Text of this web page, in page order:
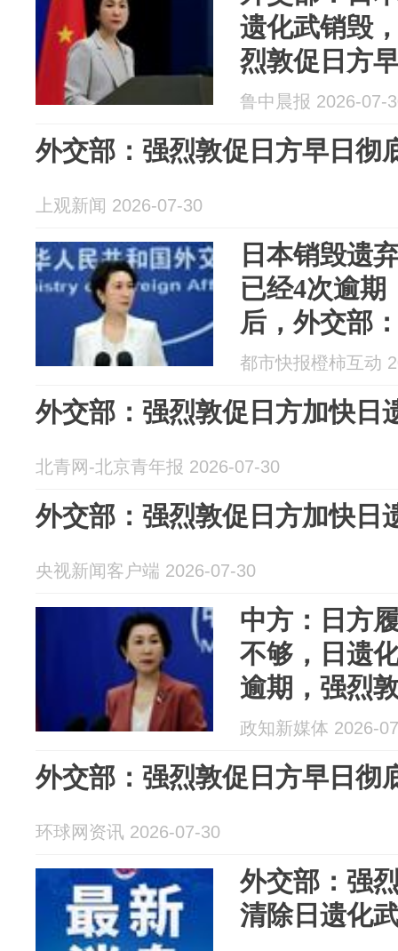
遗化武销毁
烈敦促日方
武毒害，还
鲁中晨报 2026-07-
外交部：强烈敦促日方早日彻
上观新闻 2026-07-30
日本销毁遗
已经4次逾期
后，外交部
彻底清除日
人民以净土
都市快报橙柿互动
外交部：强烈敦促日方加快日
北青网-北京青年报 2026-07-30
外交部：强烈敦促日方加快日
央视新闻客户端 2026-07-30
中方：日方
不够，日遗
逾期，强烈
效埋藏线索
民以净土
政知新媒体 2026-
外交部：强烈敦促日方早日彻
环球网资讯 2026-07-30
外交部：强
清除日遗化